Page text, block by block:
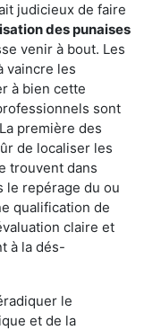
judicieux de faire
des punaises
venir à bout. Les
vaincre les
à bien cette
sont
première des
de localiser les
trouvent dans
le repérage du ou
qualification de
claire et
à la dés-
le
et de la